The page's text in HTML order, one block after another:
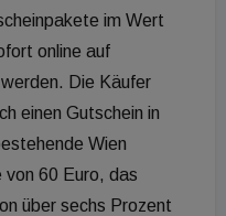
im Wert
online auf
Die Käufer
einen Gutschein in
Wien
von 60 Euro, das
über sechs Prozent